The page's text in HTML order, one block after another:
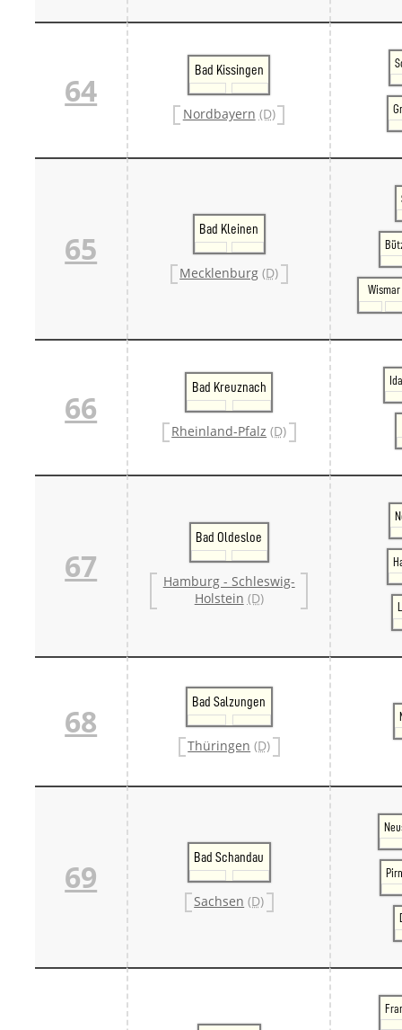
64
Bad Kissingen
Nordbayern (D)
65
Bad Kleinen
Mecklenburg (D)
Wismar
66
Bad Kreuznach
Rheinland-Pfalz (D)
67
Bad Oldesloe
Hamburg - Schleswig-
Holstein (D)
68
Bad Salzungen
Thüringen (D)
69
Bad Schandau
Sachsen (D)